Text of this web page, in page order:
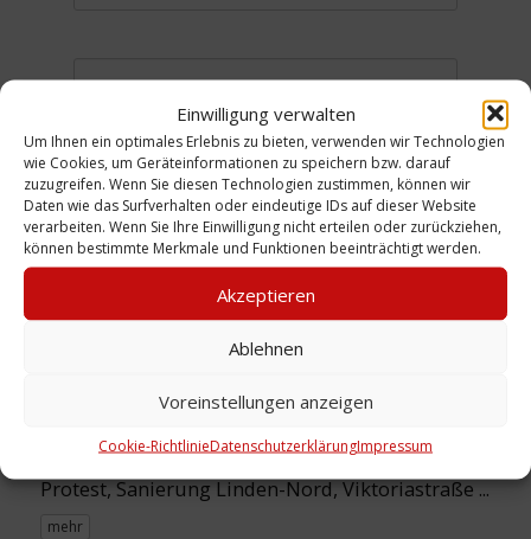
Einwilligung verwalten
Um Ihnen ein optimales Erlebnis zu bieten, verwenden wir Technologien
wie Cookies, um Geräteinformationen zu speichern bzw. darauf
zuzugreifen. Wenn Sie diesen Technologien zustimmen, können wir
Daten wie das Surfverhalten oder eindeutige IDs auf dieser Website
verarbeiten. Wenn Sie Ihre Einwilligung nicht erteilen oder zurückziehen,
können bestimmte Merkmale und Funktionen beeinträchtigt werden.
Akzeptieren
Ablehnen
Voreinstellungen anzeigen
Cookie-RichtlinieDatenschutzerklärungImpressum
Urheber: Kunze-von Hardenberg,
Heinz-Jörgen
Lizenz:CC-BY
Sammlung:Medienwerkstatt
Linden
Zeitliche Einordnung: 1979
Ort: Viktoriastraße 8
Schlagwörter:Hausbesetzung,Infohaus,Parole
Protest,Sanierung Linden-Nord,Viktoriastraße...
mehr